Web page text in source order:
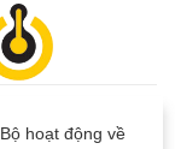
hoạt động về